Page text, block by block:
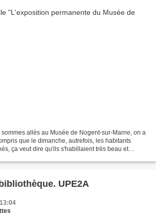
allés au Musée de Nogent-sur-Marne, on a
que le dimanche, autrefois, les habitants
ça veut dire qu'ils s'habillaient très beau et
UPE2A